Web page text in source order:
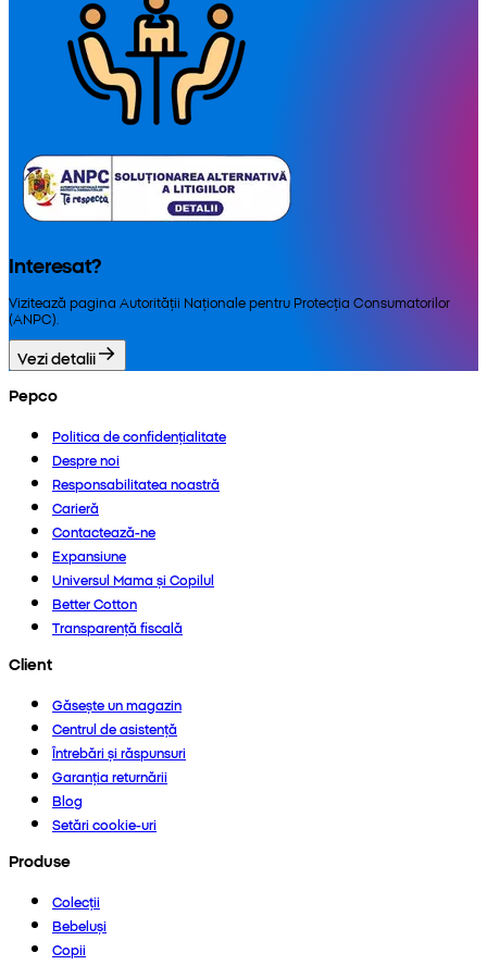
Interesat?
Vizitează pagina Autorității Naționale pentru Protecția Consumatorilor
(ANPC).
Vezi detalii
Pepco
Politica de confidențialitate
Despre noi
Responsabilitatea noastră
Carieră
Contactează-ne
Expansiune
Universul Mama și Copilul
Better Cotton
Transparență fiscală
Client
Găsește un magazin
Centrul de asistență
Întrebări și răspunsuri
Garanția returnării
Blog
Setări cookie-uri
Produse
Colecții
Bebeluși
Copii